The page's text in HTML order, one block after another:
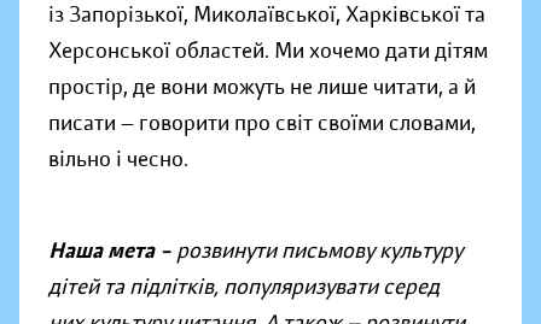
із Запорізької, Миколаївської, Харківської та
Херсонської областей. Ми хочемо дати дітям
простір, де вони можуть не лише читати, а й
писати — говорити про світ своїми словами,
вільно і чесно.
Наша мета – розвинути письмову культуру
дітей та підлітків, популяризувати серед